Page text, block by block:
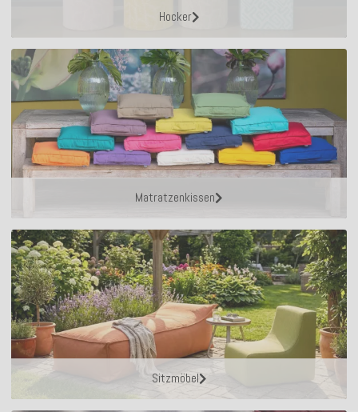
Hocker
Matratzenkissen
Sitzmöbel